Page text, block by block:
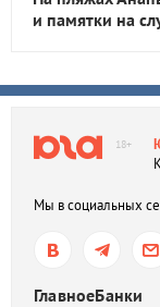
и памятки на
18+
Мы в социальных
ГлавноеБанки